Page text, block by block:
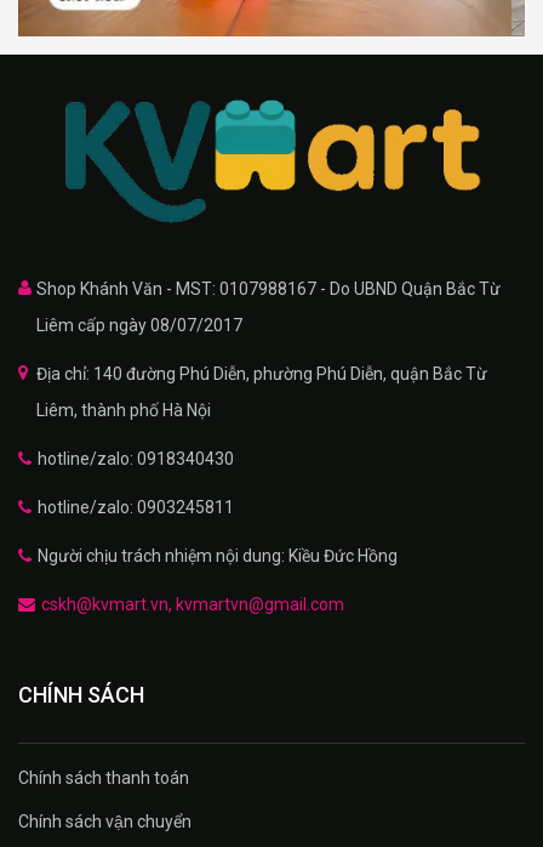
Shop Khánh Văn - MST: 0107988167 - Do UBND Quận Bắc Từ
Liêm cấp ngày 08/07/2017
Địa chỉ: 140 đường Phú Diễn, phường Phú Diễn, quận Bắc Từ
Liêm, thành phố Hà Nội
hotline/zalo: 0918340430
hotline/zalo: 0903245811
Người chịu trách nhiệm nội dung: Kiều Đức Hồng
cskh@kvmart.vn, kvmartvn@gmail.com
CHÍNH SÁCH
Chính sách thanh toán
Chính sách vận chuyển